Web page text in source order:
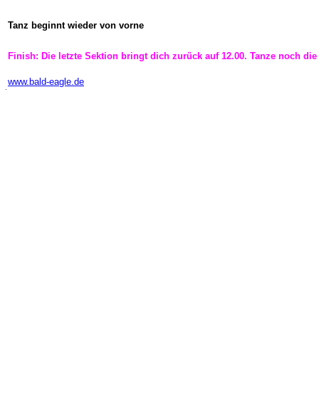
Tanz beginnt wieder von vorne
Finish: Die letzte Sektion bringt dich zurück auf 12.00. Tanze noch
www.bald-eagle.de